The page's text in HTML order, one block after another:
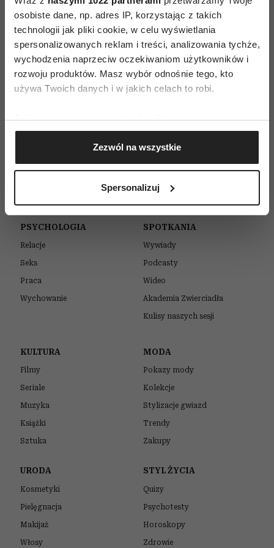
osobiste dane, np. adres IP, korzystając z takich
technologii jak pliki cookie, w celu wyświetlania
spersonalizowanych reklam i treści, analizowania tychże,
wychodzenia naprzeciw oczekiwaniom użytkowników i
rozwoju produktów. Masz wybór odnośnie tego, kto
używa Twoich danych i w jakich celach to robi.
Jeśli wyrazisz na to zgodę, chcielibyśmy również:
Gromadzić dane dotyczące Twojej lokalizacji
geograficznej z dokładnością nawet do kilku metrów
Identyfikować Twoje urządzenie, aktywnie
(fingerprinting, czyli wirtualny odcisk palca)
dane są przetwarzane oraz ustaw własne preferencje w
sekcji szczegółów
. W Deklaracji plików cookie możesz
Wykorzystujemy pliki cookie do spersonalizowania treści
i reklam, aby oferować funkcje społecznościowe i
analizować ruch w naszej witrynie. Informacje o tym, jak
Partnerzy mogą połączyć te informacje z innymi danymi
otrzymanymi od Ciebie lub uzyskanymi podczas
korzystania z ich usług.
Zezwól na wszystkie
Spersonalizuj
WIDEO
„Te kobiety nie chciały być tłem”.
Magda Knedler o emancypacji bez
bajek o złych mężczyznach | „Kultura
i inne przyjemności”
PSYCHOLOGIA
Relacje
Seks
Praca
Wychowanie
SPOTKANIA
Wywiady
Podcasty
Wideo
Akademia Zwierciadła
Kulisy naszych sesji
KULTURA
Filmy
Seriale
Muzyka
Książki
Sztuka
MODA
Pokazy mody
Kolekcje
Stylizacje gwiazd
Trendy
Zakupy
URODA
Kosmetyki
Pielęgnacja
Makijaż
Włosy
STYL ŻYCIA
Quizy
Psychotesty
Horoskopy
Zdrowie